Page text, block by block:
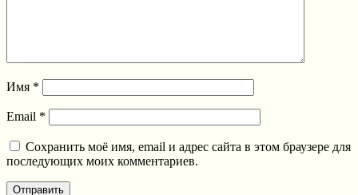
Имя *
Email *
Сохранить моё имя, email и адрес сайта в этом браузере для
последующих моих комментариев.